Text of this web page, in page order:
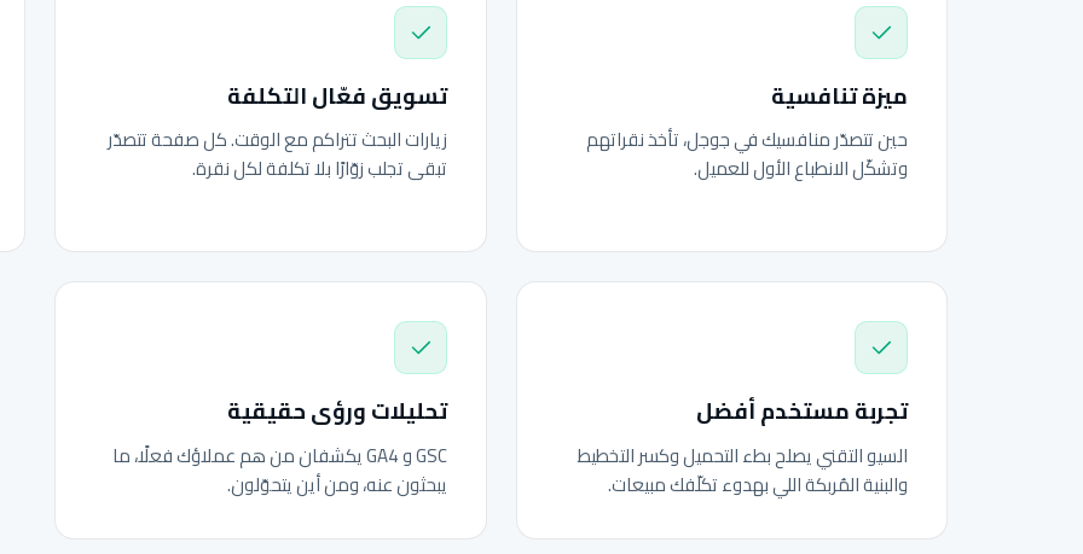
ميزة تنافسية
حين تتصدّر منافسيك في جوجل، تأخذ نقراتهم
وتشكّل الانطباع الأول للعميل.
تسويق فعّال التكلفة
زيارات البحث تتراكم مع الوقت. كل صفحة تتصدّر
تبقى تجلب زوّارًا بلا تكلفة لكل نقرة.
تجربة مستخدم أفضل
السيو التقني يصلح بطء التحميل وكسر التخطيط
والبنية المُربكة اللي بهدوء تكلّفك مبيعات.
تحليلات ورؤى حقيقية
GSC و GA4 يكشفان من هم عملاؤك فعلًا، ما
يبحثون عنه، ومن أين يتحوّلون.